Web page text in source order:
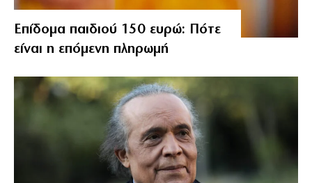
Επίδομα παιδιού 150 ευρώ: Πότε
είναι η επόμενη πληρωμή